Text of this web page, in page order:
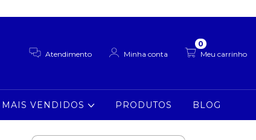
Atendimento Minha conta Meu carrinho
0
MAIS VENDIDOS PRODUTOS BLOG